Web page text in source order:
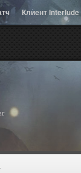
Клиент Interlude